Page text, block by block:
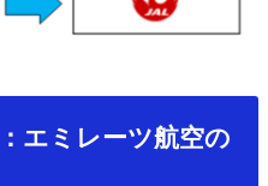
エミレーツ航空の